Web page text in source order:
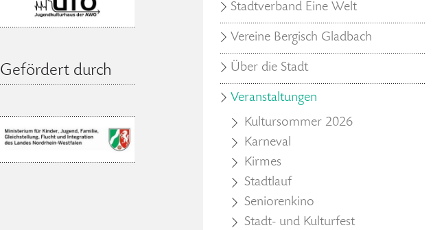
Gefördert durch
Stadtverband Eine Welt
Vereine Bergisch Gladbach
Über die Stadt
Veranstaltungen
Kultursommer 2026
Karneval
Kirmes
Stadtlauf
Seniorenkino
Stadt- und Kulturfest